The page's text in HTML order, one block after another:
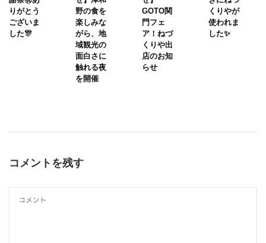
りがとう
ございま
した🎊
野の食を
楽しみな
がら、地
域観光の
面白さに
触れる夜
を開催
GOTO関
門フェ
ア！ねづ
くりや出
店のお知
らせ
くりやが
使われま
した✨
コメントを残す